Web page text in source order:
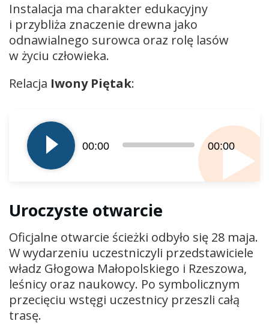
Instalacja ma charakter edukacyjny
i przybliża znaczenie drewna jako
odnawialnego surowca oraz rolę lasów
w życiu człowieka.
Relacja Iwony Piętak:
plików
dźwiękowych
00:00 00:00
Uroczyste otwarcie
Oficjalne otwarcie ścieżki odbyło się 28 maja.
W wydarzeniu uczestniczyli przedstawiciele
władz Głogowa Małopolskiego i Rzeszowa,
leśnicy oraz naukowcy. Po symbolicznym
przecięciu wstęgi uczestnicy przeszli całą
trasę.